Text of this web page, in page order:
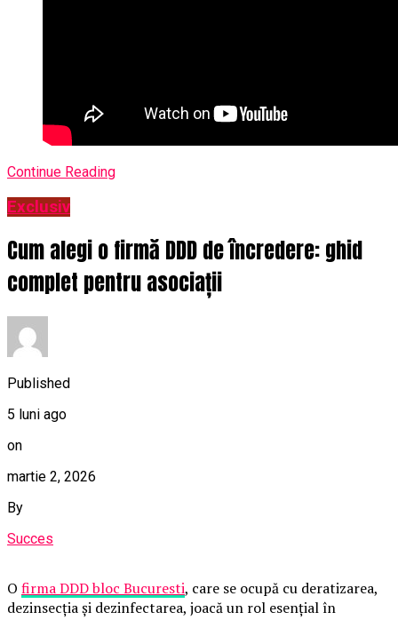
Continue Reading
Exclusiv
Cum alegi o firmă DDD de încredere: ghid
complet pentru asociații
Published
5 luni ago
on
martie 2, 2026
By
Succes
O firma DDD bloc Bucuresti, care se ocupă cu deratizarea,
dezinsecția și dezinfectarea, joacă un rol esențial în